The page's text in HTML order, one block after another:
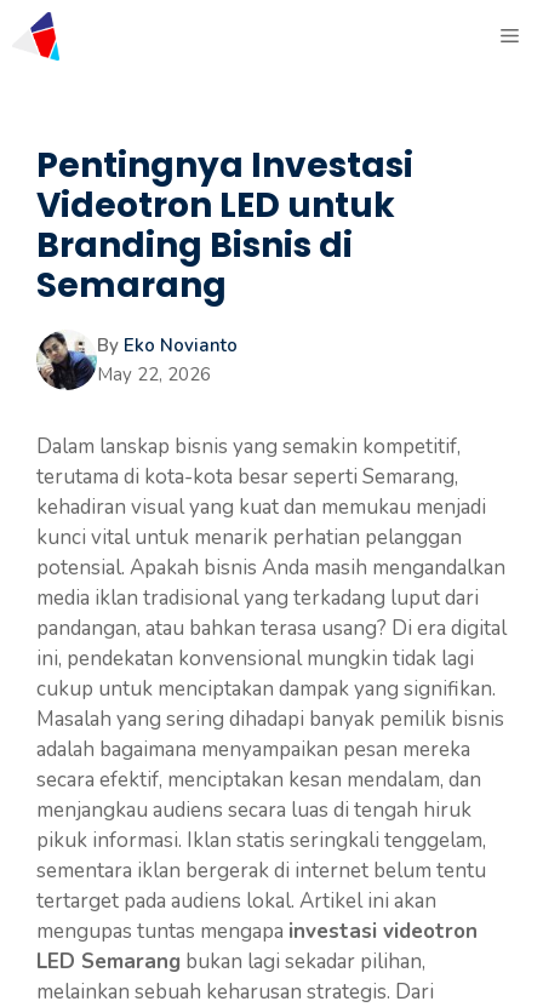
Pentingnya Investasi
Videotron LED untuk
Branding Bisnis di
Semarang
By Eko Novianto
May 22, 2026
Dalam lanskap bisnis yang semakin kompetitif,
terutama di kota-kota besar seperti Semarang,
kehadiran visual yang kuat dan memukau menjadi
kunci vital untuk menarik perhatian pelanggan
potensial. Apakah bisnis Anda masih mengandalkan
media iklan tradisional yang terkadang luput dari
pandangan, atau bahkan terasa usang? Di era digital
ini, pendekatan konvensional mungkin tidak lagi
cukup untuk menciptakan dampak yang signifikan.
Masalah yang sering dihadapi banyak pemilik bisnis
adalah bagaimana menyampaikan pesan mereka
secara efektif, menciptakan kesan mendalam, dan
menjangkau audiens secara luas di tengah hiruk
pikuk informasi. Iklan statis seringkali tenggelam,
sementara iklan bergerak di internet belum tentu
tertarget pada audiens lokal. Artikel ini akan
mengupas tuntas mengapa investasi videotron
LED Semarang bukan lagi sekadar pilihan,
melainkan sebuah keharusan strategis. Dari